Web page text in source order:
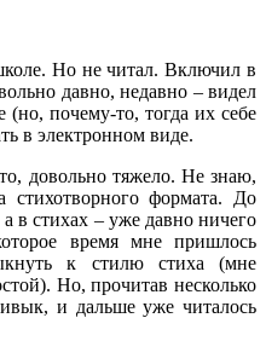
Но не читал. Включил в
давно, недавно – видел
почему-то, тогда их себе
в электронном виде.
довольно тяжело. Не знаю,
формата. До
а в стихах – уже давно ничего
время мне пришлось
к стилю стиха (мне
Но, прочитав несколько
и дальше уже читалось